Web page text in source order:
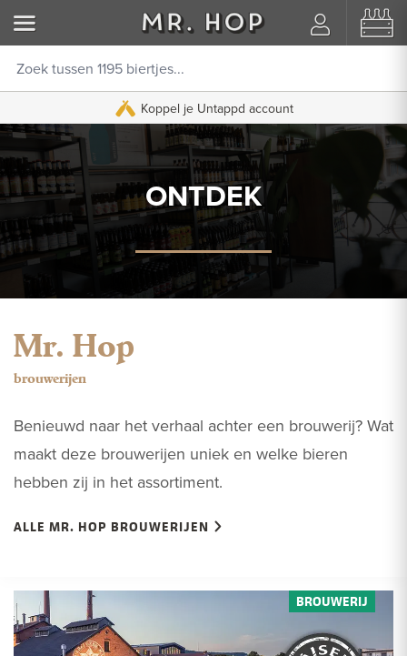
Koppel je Untappd account
ONTDEK
Mr. Hop
brouwerijen
Benieuwd naar het verhaal achter een brouwerij? Wat
maakt deze brouwerijen uniek en welke bieren
hebben zij in het assortiment.
ALLE MR. HOP BROUWERIJEN